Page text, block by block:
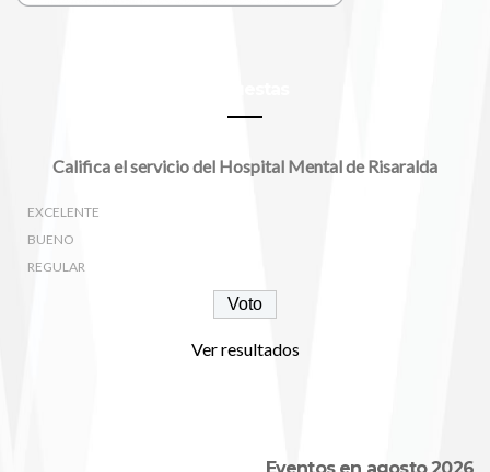
Califica el servicio del Hospital Mental de Risaralda
EXCELENTE
BUENO
REGULAR
Ver resultados